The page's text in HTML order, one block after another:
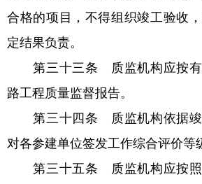
合格的项目，不得组织竣工验收
定结果负责。
第三十三条 质监机构应按有
路工程质量监督报告。
第三十四条 质监机构依据竣
对各参建单位签发工作综合评价等
第三十五条 质监机构应按照